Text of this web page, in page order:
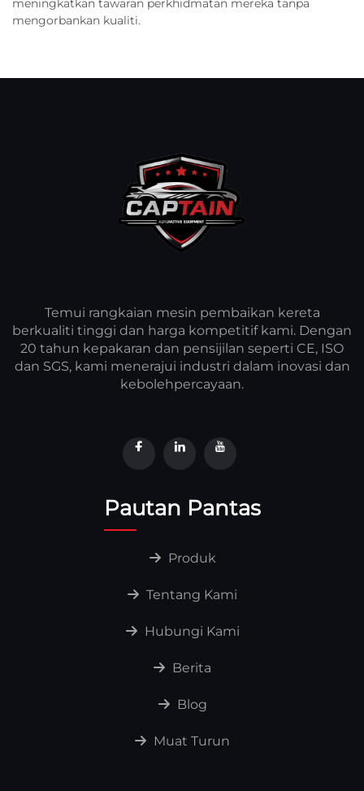
meningkatkan tawaran perkhidmatan mereka tanpa
mengorbankan kualiti.
Temui rangkaian mesin pembaikan kereta
berkualiti tinggi dan harga kompetitif kami. Dengan
20 tahun kepakaran dan pensijilan seperti CE, ISO
dan SGS, kami menerajui industri dalam inovasi dan
kebolehpercayaan.
Pautan Pantas
Produk
Tentang Kami
Hubungi Kami
Berita
Blog
Muat Turun